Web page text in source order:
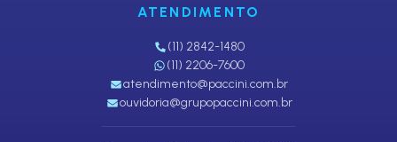
ATENDIMENTO
(11) 2842-1480
(11) 2206-7600
atendimento@paccini.com.br
ouvidoria@grupopaccini.com.br